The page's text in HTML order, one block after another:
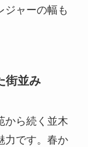
ジャーの幅も
街並み
から続く並木
力です。春か